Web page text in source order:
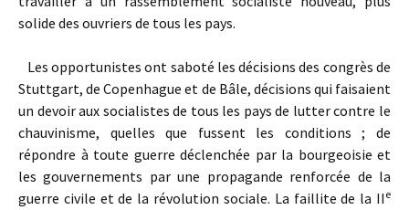
solide des ouvriers de tous les pays.
Les opportunistes ont saboté les décisions des congrès de
Stuttgart, de Copenhague et de Bâle, décisions qui faisaient
un devoir aux socialistes de tous les pays de lutter contre le
chauvinisme, quelles que fussent les conditions ; de
répondre à toute guerre déclenchée par la bourgeoisie et
les gouvernements par une propagande renforcée de la
guerre civile et de la révolution sociale. La faillite de la II e